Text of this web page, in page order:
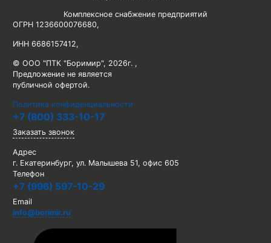
Комплексное снабжение предприятий
ОГРН 1236600076680,
ИНН 6686157412,
© ООО "ПТК "Боримир", 2026г. ,
Предложение не является
публичной офертой.
Политика конфиденциальности
+7 (800) 333-10-17
Заказать звонок
Адрес
г. Екатеринбург, ул. Малышева 51, офис 605
Телефон
+7 (996) 597-10-29
Email
info@borimir.ru